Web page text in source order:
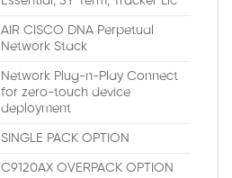
AIR CISCO DNA Perpetual
Network Stack
Network Plug-n-Play Connect
for zero-touch device
deployment
SINGLE PACK OPTION
C9120AX OVERPACK OPTION